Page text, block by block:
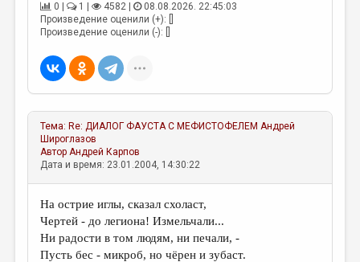
0 |
1 | 4582 |
08.08.2026. 22:45:03
Произведение оценили (+): []
Произведение оценили (-): []
Тема: Re: ДИАЛОГ ФАУСТА С МЕФИСТОФЕЛЕМ Андрей
Широглазов
АвторАндрей Карпов
Дата и время: 23.01.2004, 14:30:22
На острие иглы, сказал схоласт,
Чертей - до легиона! Измельчали...
Ни радости в том людям, ни печали, -
Пусть бес - микроб, но чёрен и зубаст.